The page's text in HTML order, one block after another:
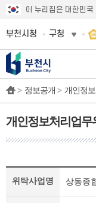
이 누리집은 대한민
부천시청 구청
> 정보공개 > 개인정
개인정보처리업무
인
정
위탁사업명 상동종